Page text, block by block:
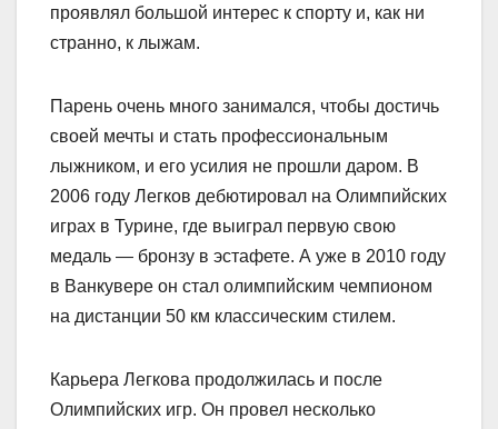
проявлял большой интерес к спорту и, как ни
странно, к лыжам.
Парень очень много занимался, чтобы достичь
своей мечты и стать профессиональным
лыжником, и его усилия не прошли даром. В
2006 году Легков дебютировал на Олимпийских
играх в Турине, где выиграл первую свою
медаль — бронзу в эстафете. А уже в 2010 году
в Ванкувере он стал олимпийским чемпионом
на дистанции 50 км классическим стилем.
Карьера Легкова продолжилась и после
Олимпийских игр. Он провел несколько